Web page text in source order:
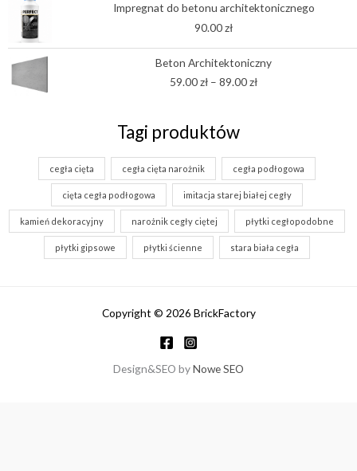
Impregnat do betonu architektonicznego
90.00zł
Beton Architektoniczny
59.00zł – 89.00zł
cen:
Tagi produktów
cegła cięta cegła cięta narożnik cegła podłogowa
cięta cegła podłogowa imitacja starej białej cegły
kamień dekoracyjny narożnik cegły ciętej płytki cegłopodobne
płytki gipsowe płytki ścienne stara biała cegła
Copyright © 2026 BrickFactory
Design&SEO byNowe SEO